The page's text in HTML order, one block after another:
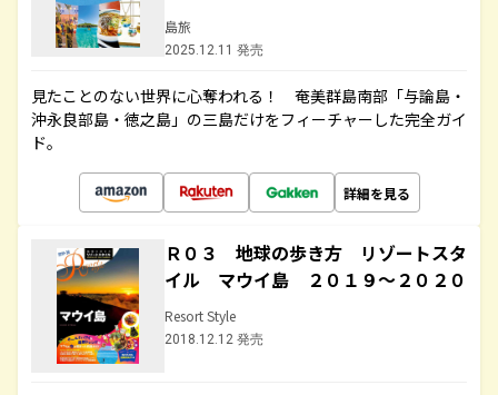
島旅
2025.12.11 発売
見たことのない世界に心奪われる！ 奄美群島南部「与論島・
沖永良部島・徳之島」の三島だけをフィーチャーした完全ガイ
ド。
詳細を見る
Ｒ０３ 地球の歩き方 リゾートスタ
イル マウイ島 ２０１９～２０２０
Resort Style
2018.12.12 発売